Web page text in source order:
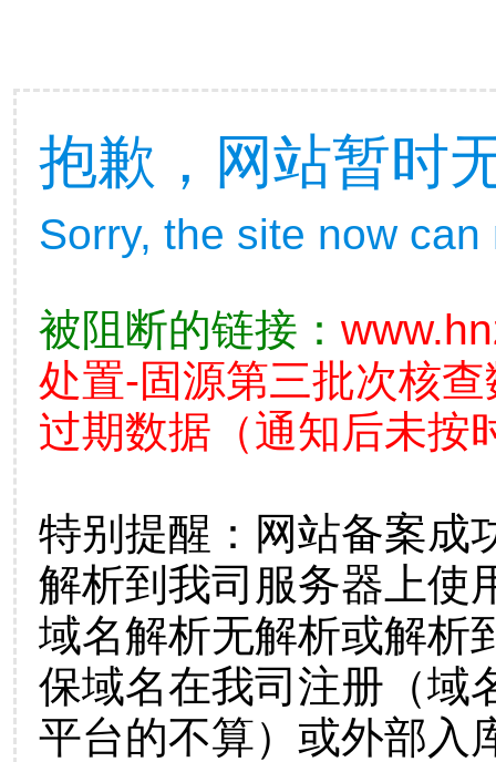
抱歉，网站暂时
Sorry, the site now
被阻断的链接：
处置-固源第三批次核
过期数据（通知后未按
特别提醒：网站备案成
解析到我司服务器上使
域名解析无解析或解析
保域名在我司注册（域
平台的不算）或外部入